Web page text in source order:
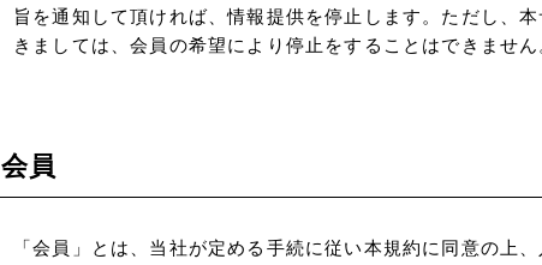
旨を通知して頂ければ、情報提供を停止します。ただし、
きましては、会員の希望により停止をすることはできません
会員
「会員」とは、当社が定める手続に従い本規約に同意の上